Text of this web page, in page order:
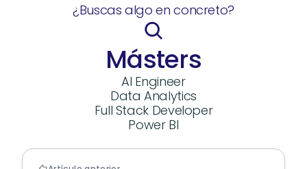
¿Buscas algo en concreto?
Másters
AI Engineer
Data Analytics
Full Stack Developer
Power BI